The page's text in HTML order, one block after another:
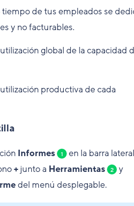
tiempo de tus empleados se
y no facturables.
global de la capacidad
productiva de cada
Informes 1
en la barra
+ junto a Herramientas 2
y
del menú desplegable.